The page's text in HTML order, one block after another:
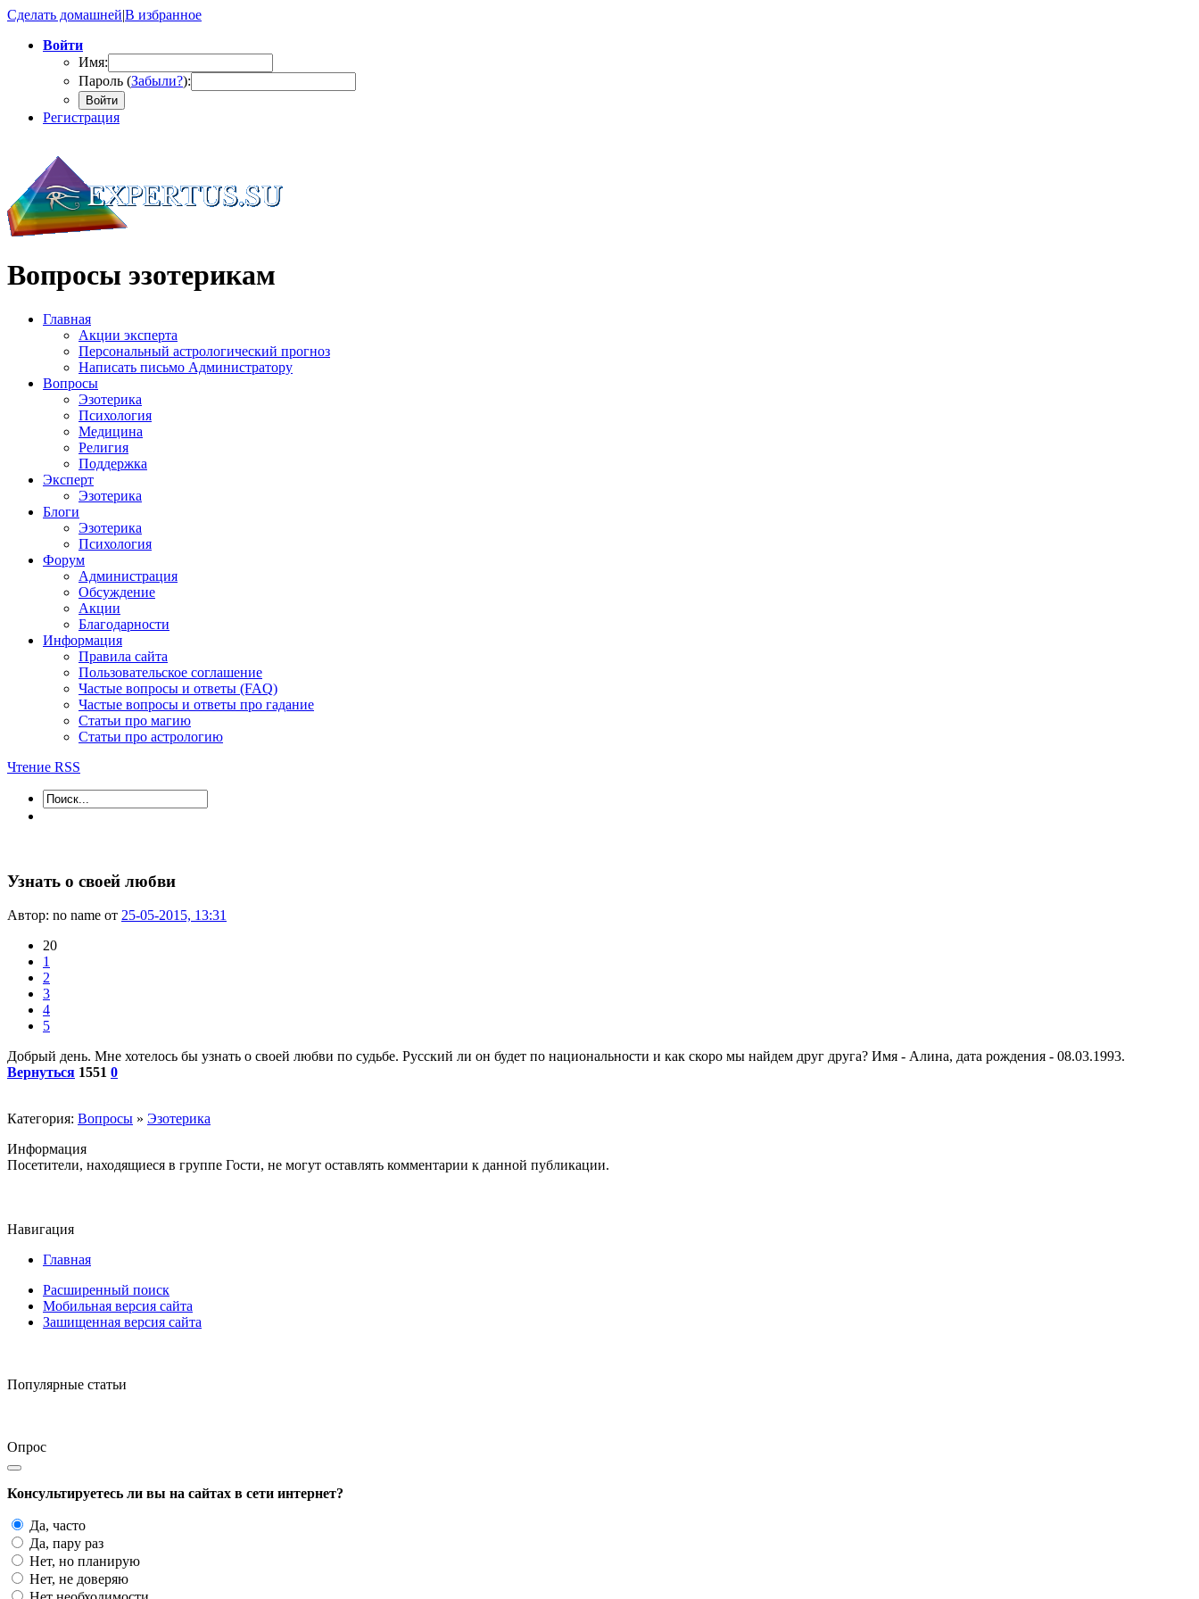
Сделать домашней|В избранное
Войти
Имя:
Пароль (Забыли?):
Войти
Регистрация
Вопросы эзотерикам
Главная
Акции эксперта
Персональный астрологический прогноз
Написать письмо Администратору
Вопросы
Эзотерика
Психология
Медицина
Религия
Поддержка
Эксперт
Эзотерика
Блоги
Эзотерика
Психология
Форум
Администрация
Обсуждение
Акции
Благодарности
Информация
Правила сайта
Пользовательское соглашение
Частые вопросы и ответы (FAQ)
Частые вопросы и ответы про гадание
Статьи про магию
Статьи про астрологию
Чтение RSS
Узнать о своей любви
Автор: no name от 25-05-2015, 13:31
20
1
2
3
4
5
Добрый день. Мне хотелось бы узнать о своей любви по судьбе. Русский ли он будет по национальности и как скоро мы найдем друг друга? Имя - Алина, дата рождения - 08.03.1993.
Вернуться 1551 0
Категория: Вопросы » Эзотерика
Информация
Посетители, находящиеся в группе Гости, не могут оставлять комментарии к данной публикации.
Навигация
Главная
Расширенный поиск
Мобильная версия сайта
Зашищенная версия сайта
Популярные статьи
Опрос
Консультируетесь ли вы на сайтах в сети интернет?
Да, часто
Да, пару раз
Нет, но планирую
Нет, не доверяю